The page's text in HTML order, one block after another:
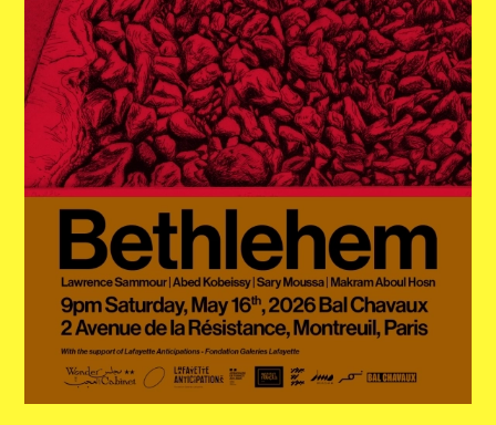
NEWSLETTER
RETROUVER VOS COMMANDES